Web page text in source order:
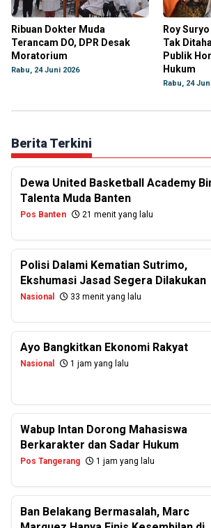
Ribuan Dokter Muda
Terancam DO, DPR Desak
Moratorium
Rabu, 24 Juni 2026
Roy
Tak
Publik
Hukum
Rabu, 24
Berita Terkini
Dewa United Basketball Academy
Talenta Muda Banten
Pos Banten 21 menit yang lalu
Polisi Dalami Kematian Sutrimo,
Ekshumasi Jasad Segera Dilakukan
Nasional 33 menit yang lalu
Ayo Bangkitkan Ekonomi Rakyat
Nasional 1 jam yang lalu
Wabup Intan Dorong Mahasiswa
Berkarakter dan Sadar Hukum
Pos Tangerang 1 jam yang lalu
Ban Belakang Bermasalah, Marc